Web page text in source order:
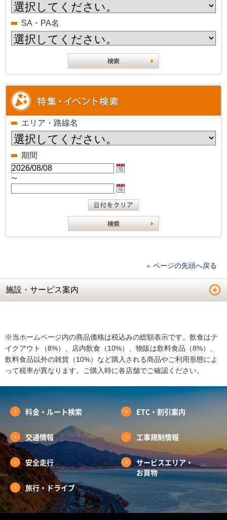
SA・PA名
エリア・路線名
期間
〜
ページの先頭へ戻る
施設・サービス案内
※当ホームページ内の商品価格は税込みの総額表示です。飲食はテ
イクアウト（8%）、店内飲食（10%）、物販は飲料食品（8%）、
飲料食品以外の雑貨（10%）など購入される商品やご利用形態によ
って税率が異なります。ご購入時に各店舗でご確認ください。
料金・ルート検索 ETC・割引案内
交通情報 工事規制情報
安全走行
サービスエリア・
お買物
旅行・ドライブ